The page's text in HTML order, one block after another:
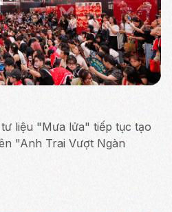
liệu "Mưa lửa" tiếp tục tạo
"Anh Trai Vượt Ngàn